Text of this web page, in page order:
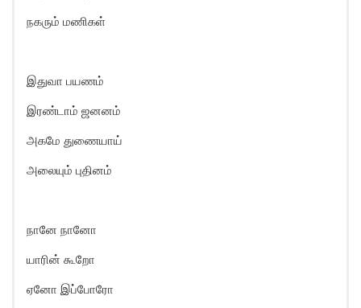
நகரும் மணிகள்
இதுவா பயணம்
இரண்டாம் ஜனனம்
அகமே துணையாய்
அலையும் புதினம்
நானே நானோ
யாரின் கூறோ
ஏனோ இப்போரோ